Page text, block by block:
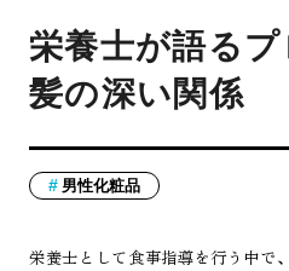
栄養士が語る
髪の深い関係
男性化粧品
栄養士として食事指導を行う中で